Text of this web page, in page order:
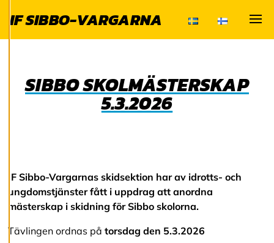
när som helst. Läs
o
o
k
i
e
s
IF SIBBO-VARGARNA
SIBBO SKOLMÄSTERSKAP
5.3.2026
IF Sibbo-Vargarnas skidsektion har av idrotts- och
ungdomstjänster fått i uppdrag att anordna
mästerskap i skidning för Sibbo skolorna.
Tävlingen ordnas på torsdag den 5.3.2026